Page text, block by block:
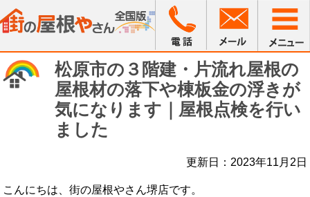
松原市の３階建・片流れ屋根の
屋根材の落下や棟板金の浮きが
気になります｜屋根点検を行い
ました
更新日：2023年11月2日
こんにちは、街の屋根やさん堺店です。